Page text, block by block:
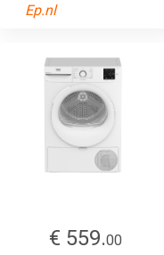
Ep.nl
€ 559.00